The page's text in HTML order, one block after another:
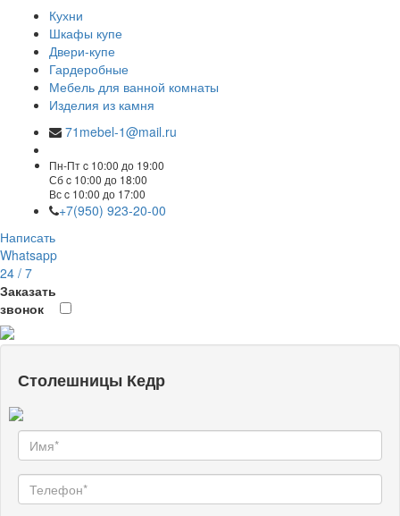
Кухни
Шкафы купе
Двери-купе
Гардеробные
Мебель для ванной комнаты
Изделия из камня
71mebel-1@mail.ru
Пн-Пт c 10:00 до 19:00
Сб c 10:00 до 18:00
Вс c 10:00 до 17:00
+7(950) 923-20-00
Написать
Whatsapp
24 / 7
Заказать
звонок
Столешницы Кедр